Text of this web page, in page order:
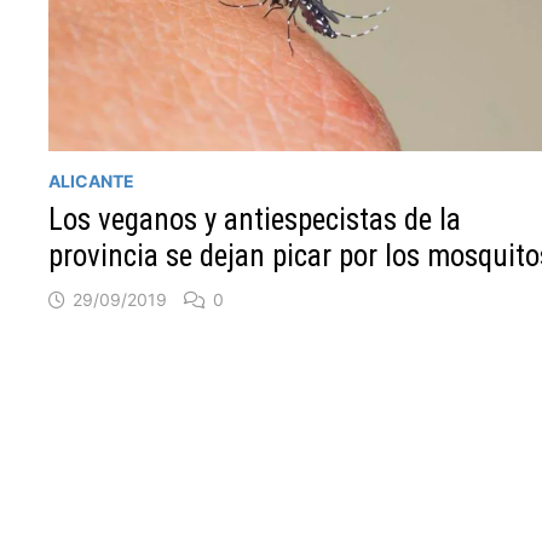
ALICANTE
Los veganos y antiespecistas de la
provincia se dejan picar por los
29/09/2019 0